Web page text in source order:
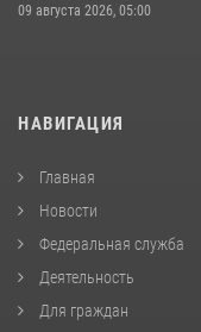
09 августа 2026, 05:00
НАВИГАЦИЯ
Главная
Новости
Федеральная служба
Деятельность
Для граждан